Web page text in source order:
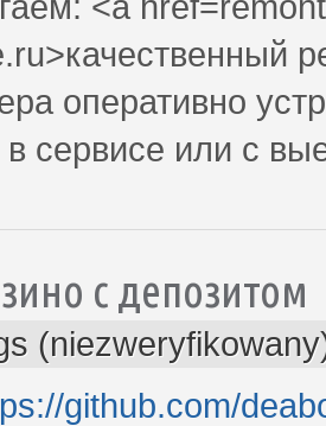
оперативно
в сервисе или с
с депозитом
github.com/